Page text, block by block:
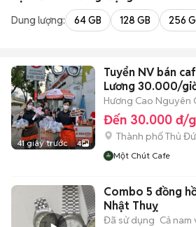
Dung lượng: 64 GB 128 GB 256
41 giây trước 4
Tuyển NV bán
Lương 30.000/
Hương Cao Nguyên
Đến 30.000 đ/
Thành phố Thủ
Một Chút Cafe
Combo 5 đồng
Nhật Thuỵ
Đã sử dụng Cả nam